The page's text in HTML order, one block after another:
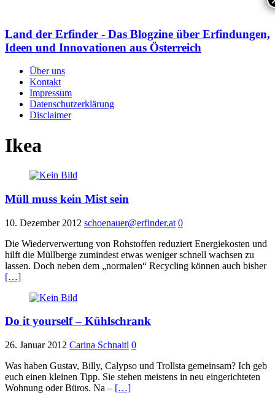
Land der Erfinder - Das Blogzine über Erfindungen,
Ideen und Innovationen aus Österreich
Über uns
Kontakt
Impressum
Datenschutzerklärung
Disclaimer
Ikea
Müll muss kein Mist sein
10. Dezember 2012 schoenauer@erfinder.at 0
Die Wiederverwertung von Rohstoffen reduziert Energiekosten und
hilft die Müllberge zumindest etwas weniger schnell wachsen zu
lassen. Doch neben dem „normalen“ Recycling können auch bisher
[…]
Do it yourself – Kühlschrank
26. Januar 2012 Carina Schnaitl 0
Was haben Gustav, Billy, Calypso und Trollsta gemeinsam? Ich geb
euch einen kleinen Tipp. Sie stehen meistens in neu eingerichteten
Wohnung oder Büros. Na – […]